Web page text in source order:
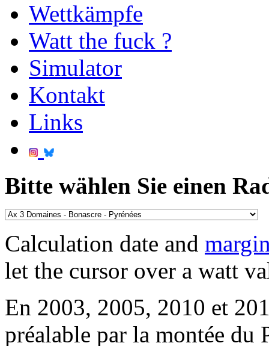
Wettkämpfe
Watt the fuck ?
Simulator
Kontakt
Links
Bitte wählen Sie einen
Calculation date and
let the cursor over a watt
En 2003, 2005, 2010 et
préalable par la montée du